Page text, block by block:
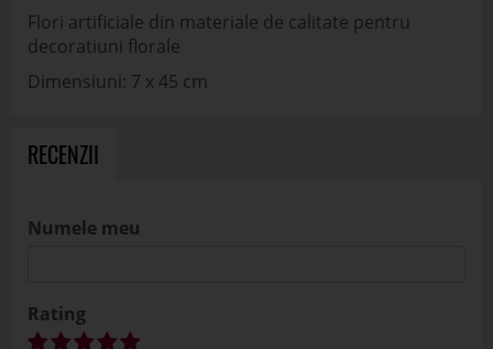
Flori artificiale din materiale de calitate pentru
decoratiuni florale
Dimensiuni: 7 x 45 cm
RECENZII
Numele meu
Rating